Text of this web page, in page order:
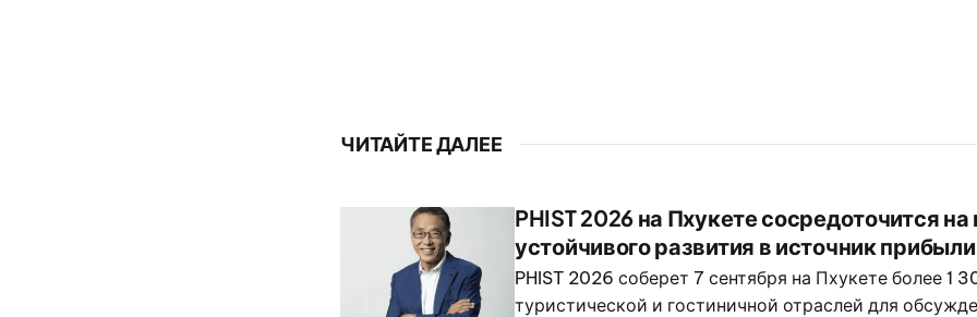
ЧИТАЙТЕ ДАЛЕЕ
PHIST 2026 на Пхукете сосредоточится
устойчивого развития в источник прибыли
PHIST 2026 соберет 7 сентября на Пхукете более 1
туристической и гостиничной отраслей для